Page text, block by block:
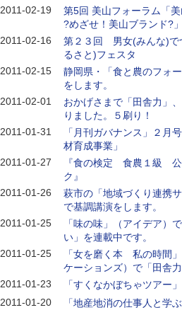
2011-02-19
第5回 美山フォーラム「
?めざせ！美山ブランド?
2011-02-16
第２３回 男女(みんな)で
るさと)フェスタ
2011-02-15
静岡県・「食と農のフォ
をします。
2011-02-01
おかげさまで「田舎力」
りました。５刷り！
2011-01-31
「月刊ガバナンス」２月
材育成事業」
2011-01-27
『食の検定 食農１級 公
ク』
2011-01-26
萩市の「地域づくり連携
で基調講演をします。
2011-01-25
「味の味」（アイデア）
い」を連載中です。
2011-01-25
「女を磨く本 私の時間
ケーションズ）で「田舎
2011-01-23
「すくなかぼちゃツアー
2011-01-20
「地産地消の仕事人と学